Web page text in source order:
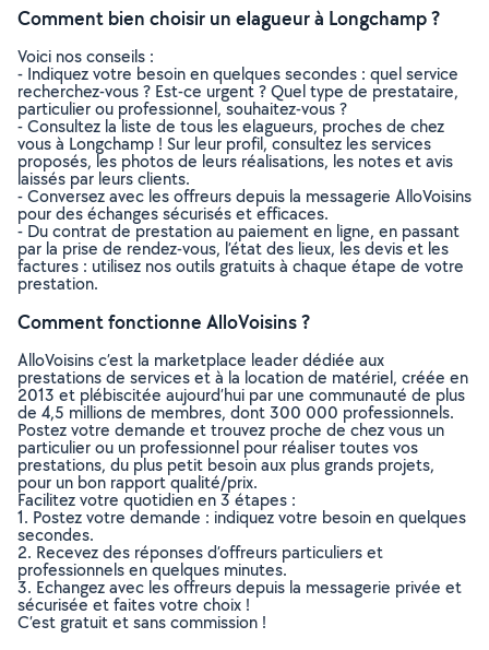
Comment bien choisir un elagueur à Longchamp ?
Voici nos conseils :
- Indiquez votre besoin en quelques secondes : quel service
recherchez-vous ? Est-ce urgent ? Quel type de prestataire,
particulier ou professionnel, souhaitez-vous ?
- Consultez la liste de tous les elagueurs, proches de chez
vous à Longchamp ! Sur leur profil, consultez les services
proposés, les photos de leurs réalisations, les notes et avis
laissés par leurs clients.
- Conversez avec les offreurs depuis la messagerie AlloVoisins
pour des échanges sécurisés et efficaces.
- Du contrat de prestation au paiement en ligne, en passant
par la prise de rendez-vous, l’état des lieux, les devis et les
factures : utilisez nos outils gratuits à chaque étape de votre
prestation.
Comment fonctionne AlloVoisins ?
AlloVoisins c’est la marketplace leader dédiée aux
prestations de services et à la location de matériel, créée en
2013 et plébiscitée aujourd’hui par une communauté de plus
de 4,5 millions de membres, dont 300 000 professionnels.
Postez votre demande et trouvez proche de chez vous un
particulier ou un professionnel pour réaliser toutes vos
prestations, du plus petit besoin aux plus grands projets,
pour un bon rapport qualité/prix.
Facilitez votre quotidien en 3 étapes :
1. Postez votre demande : indiquez votre besoin en quelques
secondes.
2. Recevez des réponses d’offreurs particuliers et
professionnels en quelques minutes.
3. Echangez avec les offreurs depuis la messagerie privée et
sécurisée et faites votre choix !
C’est gratuit et sans commission !